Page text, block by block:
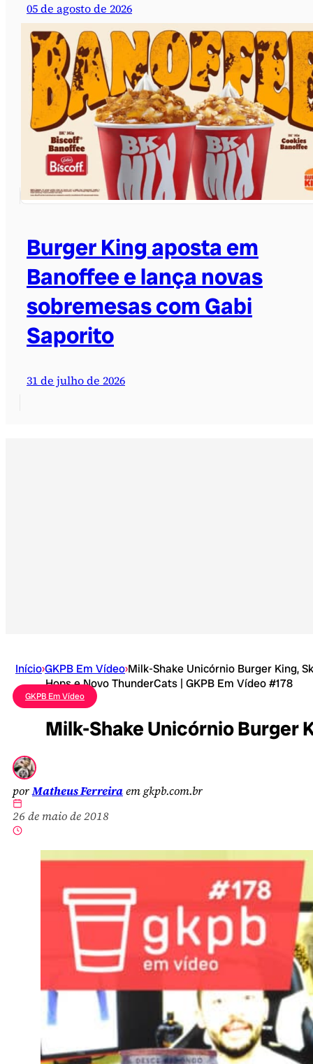
05 de agosto de 2026
Burger King aposta em
Banoffee e lança novas
sobremesas com Gabi
Saporito
31 de julho de 2026
Início›GKPB Em Vídeo›Milk-Shake Unicórnio Burger King,
Hops e Novo ThunderCats | GKPB Em Vídeo #178
GKPB Em Vídeo
Milk-Shake Unicórnio Burger
porMatheus Ferreiraem gkpb.com.br
26 de maio de 2018